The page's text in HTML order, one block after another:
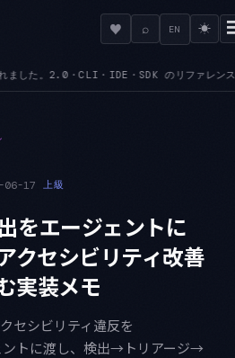
♥ ⌕ EN ☀
ンスを、その場で文脈込みで引けます●
06-17 上級
をエージェントに
クセシビリティ改善
実装メモ
セシビリティ違反を
トに渡し、検出→トリアージ→